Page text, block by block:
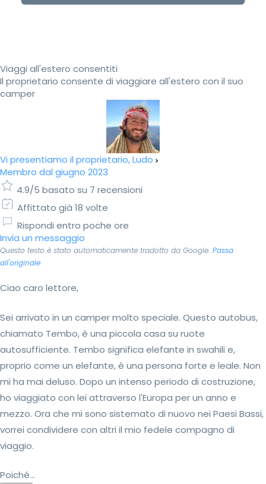
Viaggi all'estero consentiti
Il proprietario consente di viaggiare all'estero con il suo
camper
Vi presentiamo il proprietario, Ludo
Membro dal giugno 2023
4.9/5 basato su 7 recensioni
Affittato già 18 volte
Rispondi entro poche ore
Invia un messaggio
Questo testo è stato automaticamente tradotto da Google. Passa
all'originale
Ciao caro lettore,
Sei arrivato in un camper molto speciale. Questo autobus,
chiamato Tembo, è una piccola casa su ruote
autosufficiente. Tembo significa elefante in swahili e,
proprio come un elefante, è una persona forte e leale. Non
mi ha mai deluso. Dopo un intenso periodo di costruzione,
ho viaggiato con lei attraverso l'Europa per un anno e
mezzo. Ora che mi sono sistemato di nuovo nei Paesi Bassi,
vorrei condividere con altri il mio fedele compagno di
viaggio.
Poiché...